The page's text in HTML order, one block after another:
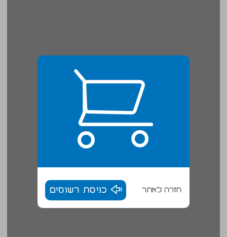
חזרה לאתר כניסת רשומים